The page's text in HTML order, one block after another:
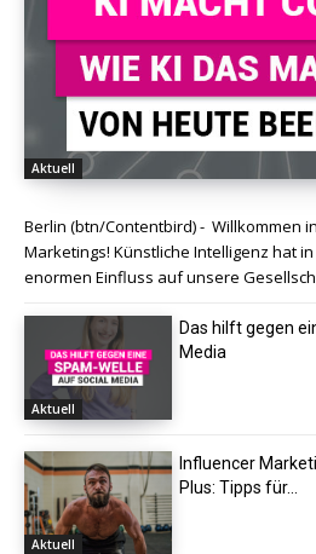
Aktuell
Berlin (btn/Contentbird) - Willkommen
Marketings! Künstliche Intelligenz hat
enormen Einfluss auf unsere
Aktuell
Das hilft gegen
Media
Aktuell
Influencer
Plus: Tipps für...